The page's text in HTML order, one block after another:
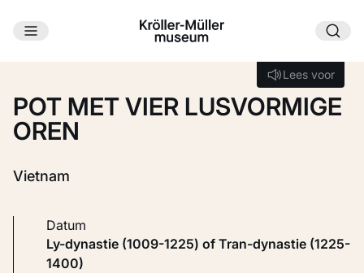
Ga naar hoofdinhoud
Lees voor
Lees voor
POT MET VIER LUSVORMIGE
OREN
Vietnam
Datum
Ly-dynastie (1009-1225) of Tran-dynastie (1225-
1400)